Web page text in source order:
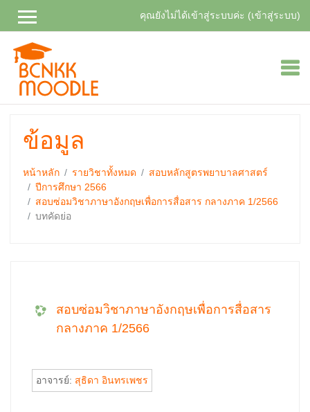
เนื้อหา
คุณยังไม่ได้เข้าสู่ระบบค่ะ (เข้าสู่ระบบ)
ข้อมูล
หน้าหลัก รายวิชาทั้งหมด
สอบหลักสูตรพยาบาลศาสตร์
ปีการศึกษา 2566
สอบซ่อมวิชาภาษาอังกฤษเพื่อการสื่อสาร กลางภาค 1/2566
บทคัดย่อ
สอบซ่อมวิชาภาษาอังกฤษเพื่อการสื่อสาร
กลางภาค 1/2566
อาจารย์: สุธิดา อินทรเพชร